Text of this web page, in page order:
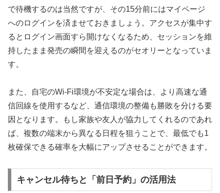
で待機するのは当然ですが、その15分前にはマイページ
へのログインを済ませておきましょう。アクセスが集中す
るとログイン画面すら開けなくなるため、セッションを維
持したまま発売の瞬間を迎えるのがセオリーとなっていま
す。
また、自宅のWi-Fi環境が不安定な場合は、より高速な通
信回線を使用するなど、通信環境の整備も勝敗を分ける要
因となります。もし家族や友人が協力してくれるのであれ
ば、複数の端末から異なる日程を狙うことで、最低でも1
枚確保できる確率を大幅にアップさせることができます。
キャンセル待ちと「前日予約」の活用法